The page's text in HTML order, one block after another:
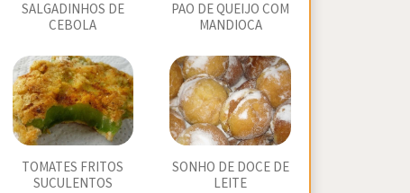
SALGADINHOS DE
CEBOLA
PAO DE QUEIJO COM
MANDIOCA
TOMATES FRITOS
SUCULENTOS
SONHO DE DOCE DE
LEITE